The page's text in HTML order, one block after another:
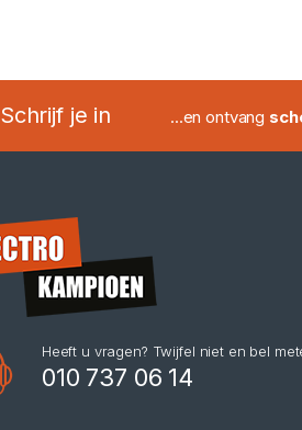
Schrijf je in ...en ontvang
Heeft u vragen? Twijfel niet en bel
010 737 06 14